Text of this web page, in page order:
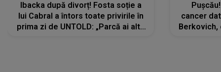
Ibacka după divorț! Fosta soție a
lui Cabral a întors toate privirile în
prima zi de UNTOLD: „Parcă ai altă
cancer